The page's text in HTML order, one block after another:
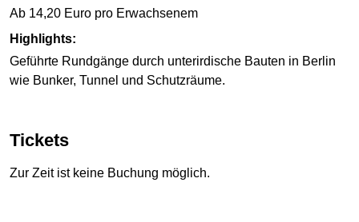
Ab 14,20 Euro pro Erwachsenem
Highlights:
Geführte Rundgänge durch unterirdische Bauten in Berlin
wie Bunker, Tunnel und Schutzräume.
Tickets
Zur Zeit ist keine Buchung möglich.